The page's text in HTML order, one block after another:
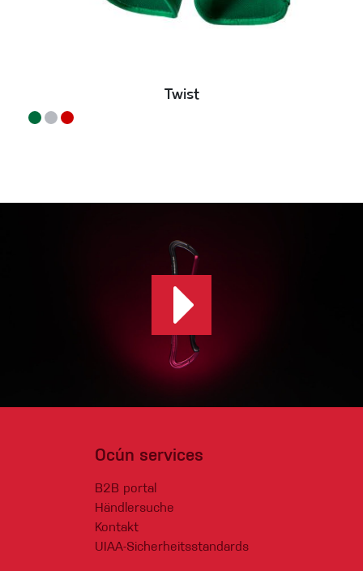
Twist
Ocún services
B2B portal
Händlersuche
Kontakt
UIAA-Sicherheitsstandards